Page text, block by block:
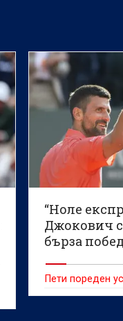
“Ноле
Джокович
бърза
Пети пореден